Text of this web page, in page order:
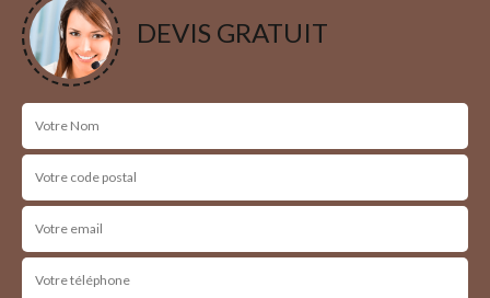
DEVIS GRATUIT